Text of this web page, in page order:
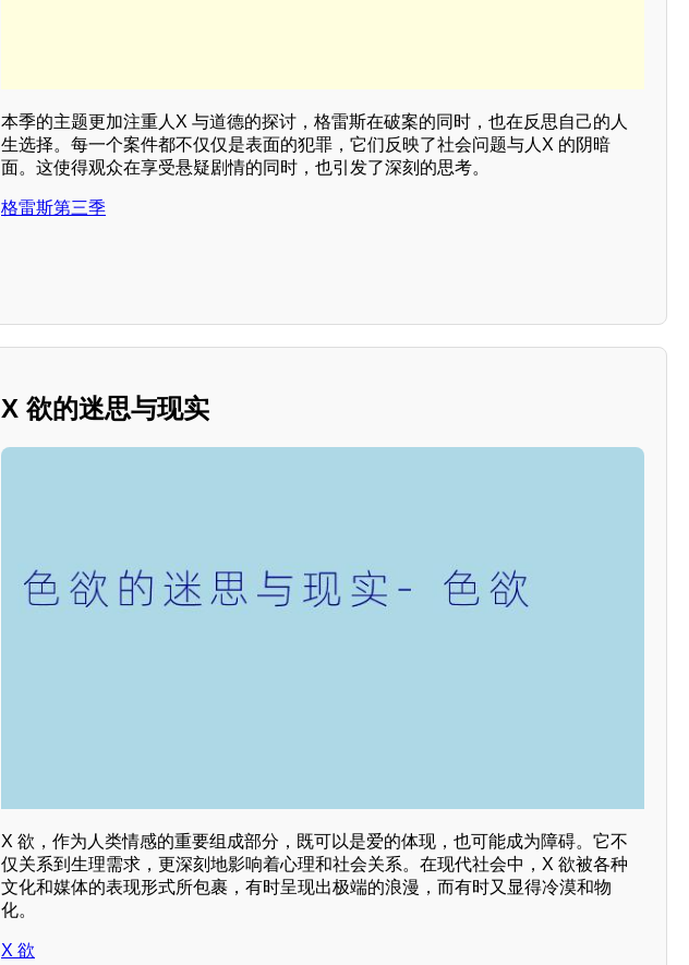
本季的主题更加注重人X 与道德的探讨，格雷斯在破案的同时，也在反思自己的人
生选择。每一个案件都不仅仅是表面的犯罪，它们反映了社会问题与人X 的阴暗
面。这使得观众在享受悬疑剧情的同时，也引发了深刻的思考。
格雷斯第三季
X 欲的迷思与现实
X 欲，作为人类情感的重要组成部分，既可以是爱的体现，也可能成为障碍。它不
仅关系到生理需求，更深刻地影响着心理和社会关系。在现代社会中，X 欲被各种
文化和媒体的表现形式所包裹，有时呈现出极端的浪漫，而有时又显得冷漠和物
化。
X 欲